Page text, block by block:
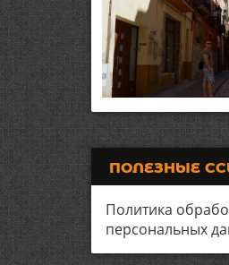
ПОЛЕЗНЫЕ
Политика
персональных